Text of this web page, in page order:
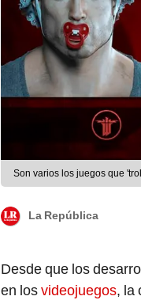
Son varios los juegos que
La República
Desde que los
en losvideojuegos, la